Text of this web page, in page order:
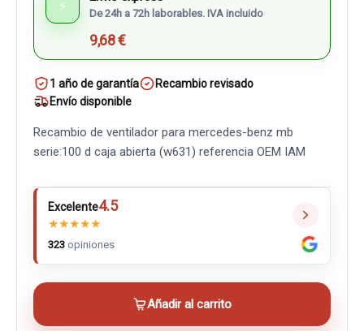
⚡ De 24h a 72h laborables. IVA incluido
9,68 €
1 año de garantía
Recambio revisado
Envío disponible
Recambio de ventilador para mercedes-benz mb
serie:100 d caja abierta (w631) referencia OEM IAM
Excelente4.5
★★★★★
323 opiniones
Añadir al carrito